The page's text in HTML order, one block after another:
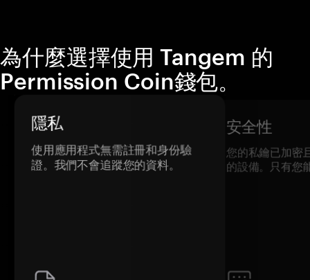
為什麼選擇使用 Tangem 的
Permission Coin錢包。
隱私
使用應用程式無需註冊和身份驗
證。我們不會追蹤您的資料。
安全性
您的私鑰已加密
的設備。只有您